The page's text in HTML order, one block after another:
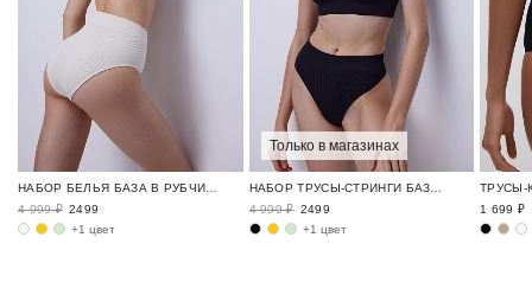
4 999 ₽ 2499
+1 цвет
Только в магазинах
4 999 ₽ 2499
+1 цвет
1 699 ₽